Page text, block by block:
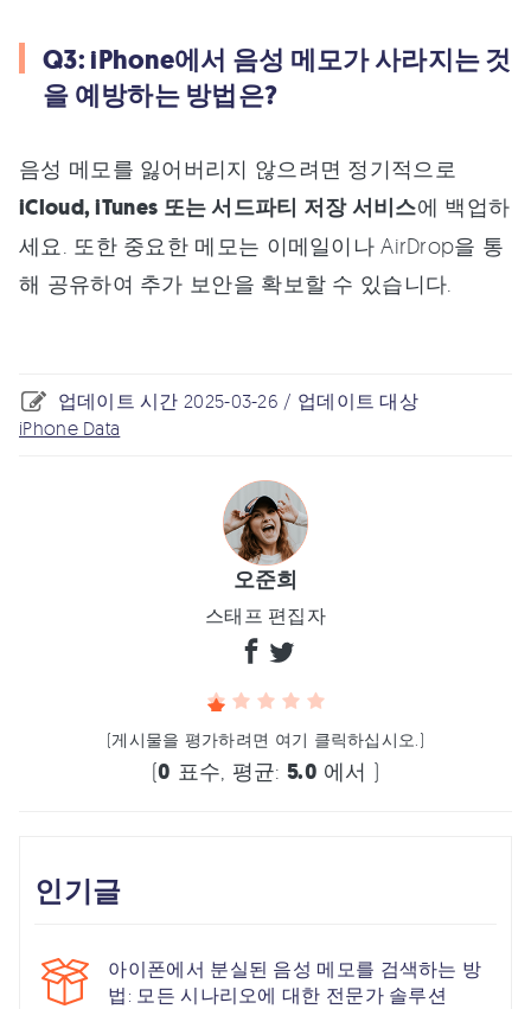
Q3: iPhone에서 음성 메모가 사라지는 것
을 예방하는 방법은?
음성 메모를 잃어버리지 않으려면 정기적으로
iCloud, iTunes 또는 서드파티 저장 서비스에 백업하
세요. 또한 중요한 메모는 이메일이나 AirDrop을 통
해 공유하여 추가 보안을 확보할 수 있습니다.
업데이트 시간 2025-03-26 / 업데이트 대상
iPhone Data
오준희
스태프 편집자
(게시물을 평가하려면 여기 클릭하십시오.)
(0 표수, 평균: 5.0 에서 )
인기글
아이폰에서 분실된 음성 메모를 검색하는 방
법: 모든 시나리오에 대한 전문가 솔루션